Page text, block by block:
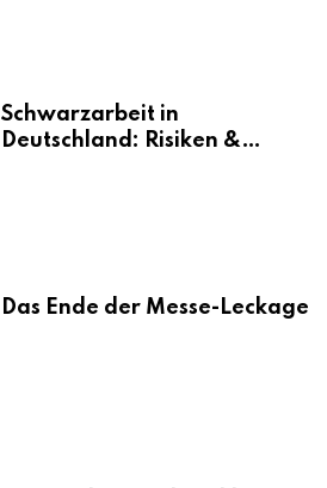
Schwarzarbeit in
Deutschland: Risiken &
Das Ende der Messe-Leckage